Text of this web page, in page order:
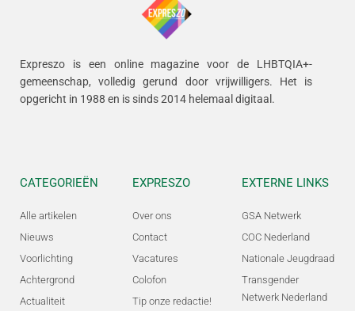
Expreszo is een online magazine voor de LHBTQIA+-
gemeenschap, volledig gerund door vrijwilligers. Het is
opgericht in 1988 en is sinds 2014 helemaal digitaal.
CATEGORIEËN
Alle artikelen
Nieuws
Voorlichting
Achtergrond
Actualiteit
EXPRESZO
Over ons
Contact
Vacatures
Colofon
Tip onze redactie!
EXTERNE LINKS
GSA Netwerk
COC Nederland
Nationale Jeugdraad
Transgender
Netwerk Nederland